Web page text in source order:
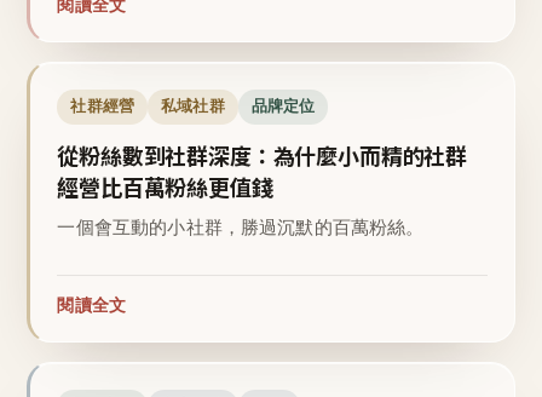
閱讀全文
社群經營 私域社群 品牌定位
從粉絲數到社群深度：為什麼小而精的社群
經營比百萬粉絲更值錢
一個會互動的小社群，勝過沉默的百萬粉絲。
閱讀全文